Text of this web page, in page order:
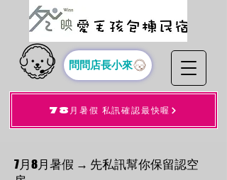
問問店長小來
78月暑假 私訊確認最快喔
7月8月暑假 → 先私訊幫你保留認空